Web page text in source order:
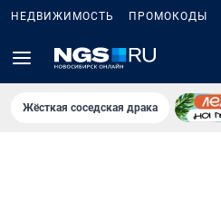
НЕДВИЖИМОСТЬ ПРОМОКОДЫ
Жёсткая соседская драка